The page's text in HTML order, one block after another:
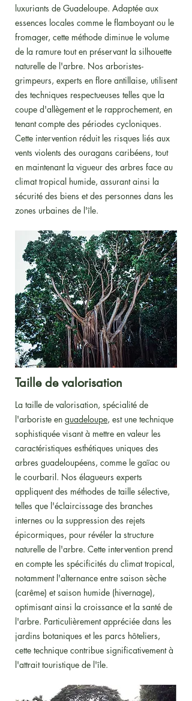
luxuriants de Guadeloupe. Adaptée aux
essences locales comme le flamboyant ou le
fromager, cette méthode diminue le volume
de la ramure tout en préservant la silhouette
naturelle de l'arbre. Nos arboristes-
grimpeurs, experts en flore antillaise, utilisent
des techniques respectueuses telles que la
coupe d'allègement et le rapprochement, en
tenant compte des périodes cycloniques.
Cette intervention réduit les risques liés aux
vents violents des ouragans caribéens, tout
en maintenant la vigueur des arbres face au
climat tropical humide, assurant ainsi la
sécurité des biens et des personnes dans les
zones urbaines de l'île.
Taille de valorisation
La taille de valorisation, spécialité de
l'arboriste en guadeloupe, est une technique
sophistiquée visant à mettre en valeur les
caractéristiques esthétiques uniques des
arbres guadeloupéens, comme le gaïac ou
le courbaril. Nos élagueurs experts
appliquent des méthodes de taille sélective,
telles que l'éclaircissage des branches
internes ou la suppression des rejets
épicormiques, pour révéler la structure
naturelle de l'arbre. Cette intervention prend
en compte les spécificités du climat tropical,
notamment l'alternance entre saison sèche
(carême) et saison humide (hivernage),
optimisant ainsi la croissance et la santé de
l'arbre. Particulièrement appréciée dans les
jardins botaniques et les parcs hôteliers,
cette technique contribue significativement à
l'attrait touristique de l'île.